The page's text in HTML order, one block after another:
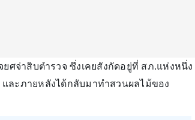
ศจ่าสิบตำรวจ ซึ่งเคยสังกัดอยู่ที่ สภ.แห่งหนึ่ง
ละภายหลังได้กลับมาทำสวนผลไม้ของ